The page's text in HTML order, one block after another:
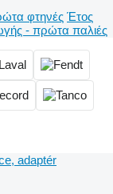
φτηνές Έτος
- πρώτα παλιές